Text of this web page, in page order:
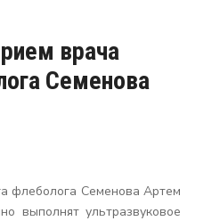
врача
Семенова
флеболога Семенова Артем
выполнят ультразвуковое